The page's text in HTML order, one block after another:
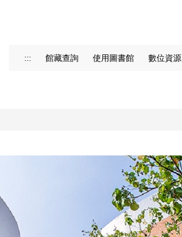
::: 館藏查詢 使用圖書館 數位資源